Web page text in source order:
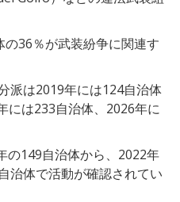
36％が武装紛争に関連す
派は2019年には124自治体
には233自治体、2026年に
の149自治体から、2022年
治体で活動が確認されてい